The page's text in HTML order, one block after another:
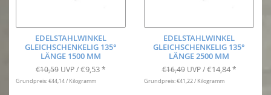
EDELSTAHLWINKEL
GLEICHSCHENKELIG 135°
LÄNGE 1500 MM
€10,59 UVP / €9,53 *
Grundpreis: €44,14 / Kilogramm
EDELSTAHLWINKEL
GLEICHSCHENKELIG 135°
LÄNGE 2500 MM
€16,49 UVP /€14,84 *
Grundpreis: €41,22 / Kilogramm